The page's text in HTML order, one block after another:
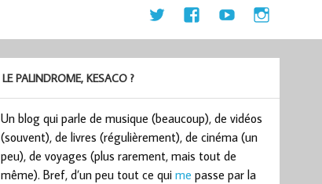
LE PALINDROME, KESACO ?
Un blog qui parle de musique (beaucoup), de vidéos
(souvent), de livres (régulièrement), de cinéma (un
peu), de voyages (plus rarement, mais tout de
même). Bref, d’un peu tout ce quime passe par la